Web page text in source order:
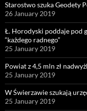
Starostwo szuka Geodety
26 January 2019
Ł. Horodyski poddaje pod
“każdego radnego”
25 January 2019
Powiat z 4,5 mln zł
25 January 2019
W Świerzawie szukają
25 January 2019